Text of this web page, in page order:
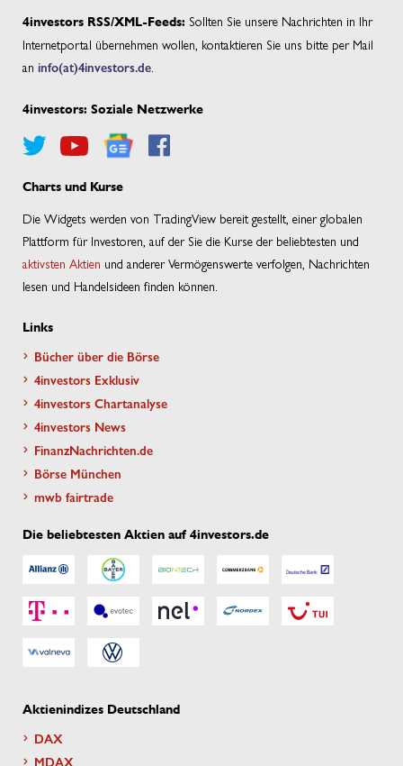
4investors RSS/XML-Feeds: Sollten Sie unsere Nachrichten in Ihr
Internetportal übernehmen wollen, kontaktieren Sie uns bitte per Mail
an info(at)4investors.de.
4investors: Soziale Netzwerke
Charts und Kurse
Die Widgets werden von TradingView bereit gestellt, einer globalen
Plattform für Investoren, auf der Sie die Kurse der beliebtesten und
aktivsten Aktien und anderer Vermögenswerte verfolgen, Nachrichten
lesen und Handelsideen finden können.
Links
Bücher über die Börse
4investors Exklusiv
4investors Chartanalyse
4investors News
FinanzNachrichten.de
Börse München
mwb fairtrade
Die beliebtesten Aktien auf 4investors.de
Aktienindizes Deutschland
DAX
MDAX